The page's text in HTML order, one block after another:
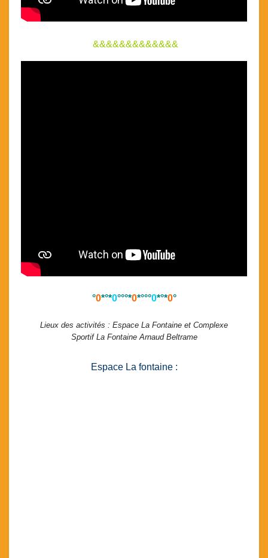
&&&&&&&&&&&&&
°0*°*0°°°*0*°°°0*°*0°
Lieux des activités : Espace La Fontaine et Complexe
Sportif La Fontaine Arnaud Beltrame
Espace La fontaine :